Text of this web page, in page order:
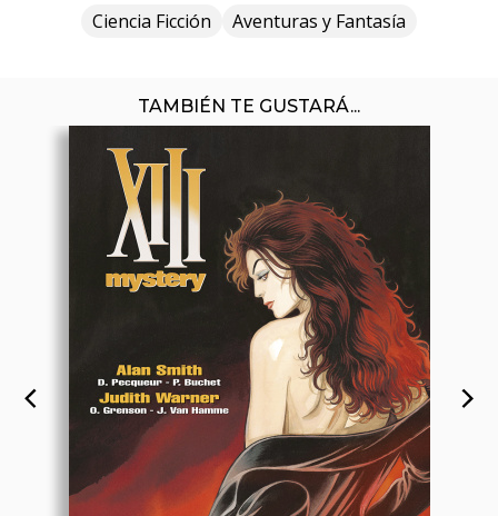
Ciencia Ficción Aventuras y Fantasía
TAMBIÉN TE GUSTARÁ...